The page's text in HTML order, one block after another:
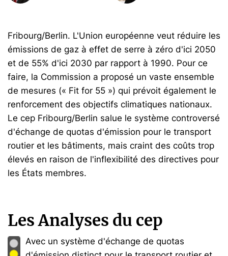
Fribourg/Berlin. L'Union européenne veut réduire les
émissions de gaz à effet de serre à zéro d'ici 2050
et de 55% d'ici 2030 par rapport à 1990. Pour ce
faire, la Commission a proposé un vaste ensemble
de mesures (« Fit for 55 ») qui prévoit également le
renforcement des objectifs climatiques nationaux.
Le cep Fribourg/Berlin salue le système controversé
d'échange de quotas d'émission pour le transport
routier et les bâtiments, mais craint des coûts trop
élevés en raison de l'inflexibilité des directives pour
les États membres.
Les Analyses du cep
Avec un système d'échange de quotas